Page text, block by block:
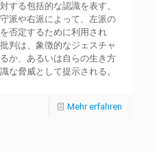
する包括的な認識を表す。
派や右派によって、左派の
否定するために利用され
判は、象徴的なジェスチャ
か、あるいは自らの生き方
な脅威として提示される。
Mehr erfahren